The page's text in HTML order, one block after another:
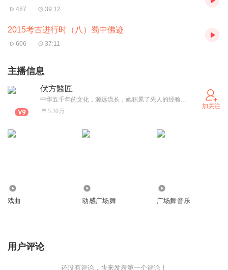
487 39:12
2015考古进行时（八）蜀中佛迹
606 37:11
主播信息
伏方醫匠
中华五千年的文化，源远流长，她积累了先人的经验。中医药博大精深，在这里，我们可以学习国之精粹，弘扬千载精华
5.30万
加关注
戏曲 动感广场舞 广场舞音乐
用户评论
还没有评论，快来发表第一个评论！